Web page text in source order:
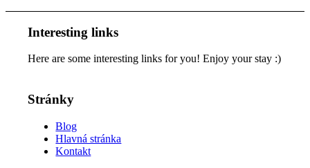
Interesting links
Here are some interesting links for you! Enjoy your stay :)
Stránky
Blog
Hlavná stránka
Kontakt